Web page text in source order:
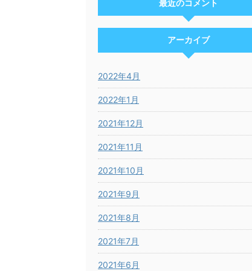
最近のコメント
アーカイブ
2022年4月
2022年1月
2021年12月
2021年11月
2021年10月
2021年9月
2021年8月
2021年7月
2021年6月